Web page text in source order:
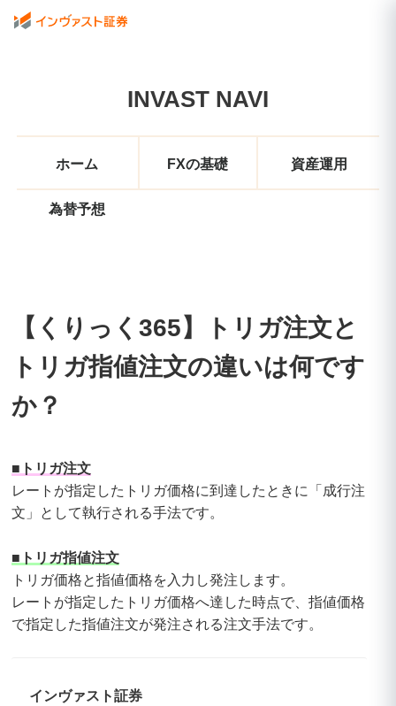
INVAST NAVI
ホーム FXの基礎 資産運用
為替予想
【くりっく365】トリガ注文と
トリガ指値注文の違いは何です
か？
■トリガ注文
レートが指定したトリガ価格に到達したときに「成行注
文」として執行される手法です。
■トリガ指値注文
トリガ価格と指値価格を入力し発注します。
レートが指定したトリガ価格へ達した時点で、指値価格
で指定した指値注文が発注される注文手法です。
インヴァスト証券